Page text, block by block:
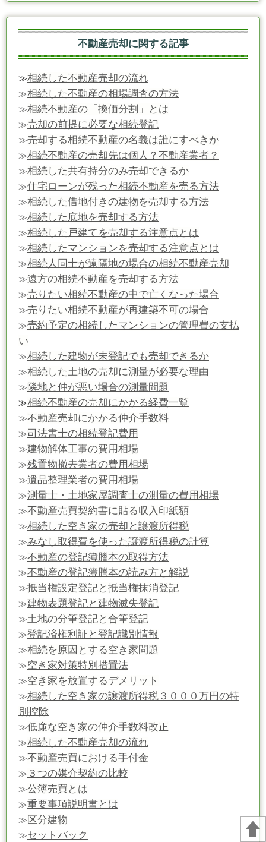
不動産売却に関する記事
≫相続した不動産売却の流れ
≫相続した不動産の相場調査の方法
≫相続不動産の「換価分割」とは
≫売却の前提に必要な相続登記
≫売却する相続不動産の名義は誰にすべきか
≫相続不動産の売却先は個人？不動産業者？
≫相続した共有持分のみ売却できるか
≫住宅ローンが残った相続不動産を売る方法
≫相続した借地付きの建物を売却する方法
≫相続した底地を売却する方法
≫相続した戸建てを売却する注意点とは
≫相続したマンションを売却する注意点とは
≫相続人同士が遠隔地の場合の相続不動産売却
≫遠方の相続不動産を売却する方法
≫売りたい相続不動産の中で亡くなった場合
≫売りたい相続不動産が再建築不可の場合
≫売約予定の相続したマンションの管理費の支払
い
≫相続した建物が未登記でも売却できるか
≫相続した土地の売却に測量が必要な理由
≫ 隣地と仲が悪い場合の測量問題
≫相続不動産の売却にかかる経費一覧
≫不動産売却にかかる仲介手数料
≫司法書士の相続登記費用
≫建物解体工事の費用相場
≫残置物撤去業者の費用相場
≫遺品整理業者の費用相場
≫測量士・土地家屋調査士の測量の費用相場
≫不動産売買契約書に貼る収入印紙額
≫相続した空き家の売却と譲渡所得税
≫みなし取得費を使った譲渡所得税の計算
≫不動産の登記簿謄本の取得方法
≫不動産の登記簿謄本の読み方と解説
≫抵当権設定登記と抵当権抹消登記
≫建物表題登記と建物滅失登記
≫土地の分筆登記と合筆登記
≫登記済権利証と登記識別情報
≫相続を原因とする空き家問題
≫空き家対策特別措置法
≫空き家を放置するデメリット
≫相続した空き家の譲渡所得税３０００万円の特
別控除
≫低廉な空き家の仲介手数料改正
≫相続した不動産売却の流れ
≫不動産売買における手付金
≫ ３つの媒介契約の比較
≫公簿売買とは
≫重要事項説明書とは
≫ 区分建物
≫セットバック